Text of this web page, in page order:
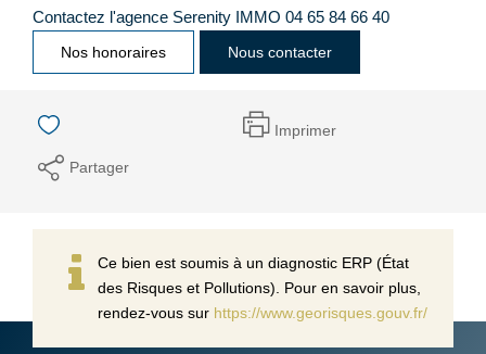
Contactez l'agence Serenity IMMO 04 65 84 66 40
Nos honoraires Nous contacter
Imprimer
Partager
Ce bien est soumis à un diagnostic ERP (État
des Risques et Pollutions). Pour en savoir plus,
rendez-vous sur https://www.georisques.gouv.fr/